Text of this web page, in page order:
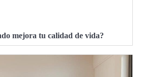
mejora tu calidad de vida?